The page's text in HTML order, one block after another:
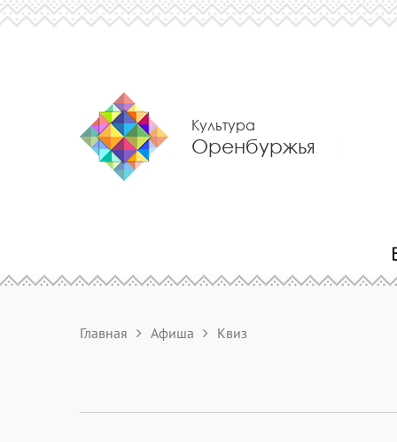
Культура
Оренбуржья
Главная Афиша Квиз